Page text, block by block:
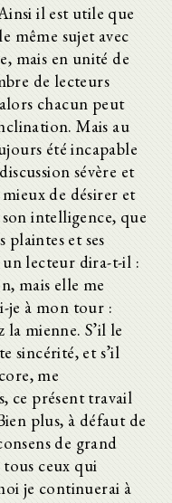
il est utile que
même sujet avec
mais en unité de
de lecteurs
chacun peut
Mais au
été incapable
sévère et
de désirer et
intelligence, que
plaintes et ses
un lecteur dira-t-il :
mais elle me
je à mon tour :
la mienne. S’il le
sincérité, et s’il
me
ce présent travail
plus, à défaut de
de grand
tous ceux qui
je continuerai à